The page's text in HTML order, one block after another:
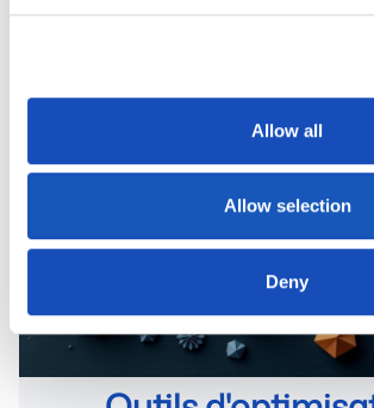
Allow all
Allow selection
Deny